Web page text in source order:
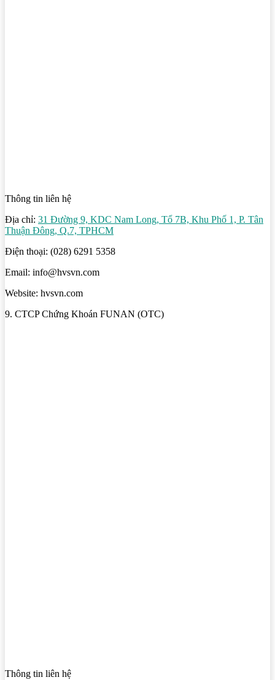
Thông tin liên hệ
Địa chỉ: 31 Đường 9, KDC Nam Long, Tổ 7B, Khu Phố 1, P. Tân
Thuận Đông, Q.7, TPHCM
Điện thoại: (028) 6291 5358
Email: info@hvsvn.com
Website: hvsvn.com
9. CTCP Chứng Khoán FUNAN (OTC)
Thông tin liên hệ